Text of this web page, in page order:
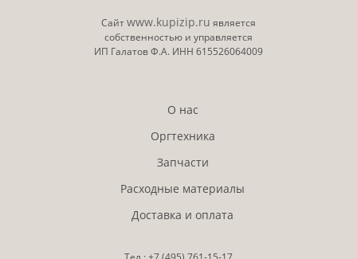
Сайтwww.kupizip.ru является
собственностью и управляется
ИП Галатов Ф.А. ИНН 615526064009
О нас
Оргтехника
Запчасти
Расходные материалы
Доставка и оплата